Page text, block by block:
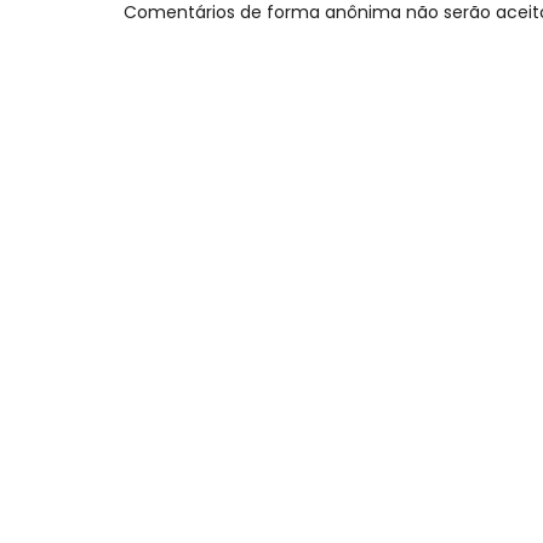
Comentários de forma anônima não serão